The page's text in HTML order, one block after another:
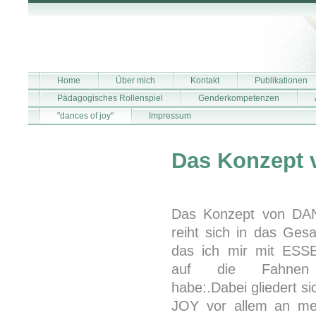
Home Über mich Kontakt
Publikationen
Pädagogisches Rollenspiel
Genderkompetenzen
"dances of joy"
Impressum
Das Konzept
Das Konzept von
reiht sich in das
das ich mir mit
auf die Fahnen
habe:.Dabei gliedert
JOY vor allem an